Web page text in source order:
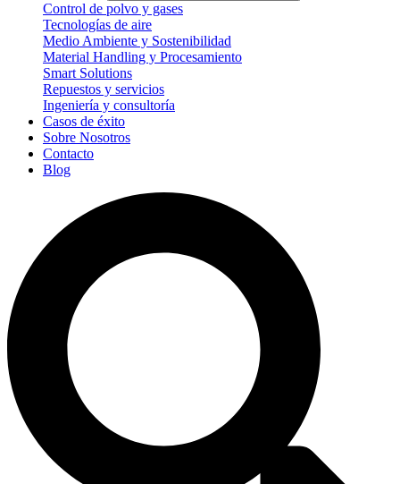
Control de polvo y gases
Tecnologías de aire
Medio Ambiente y Sostenibilidad
Material Handling y Procesamiento
Smart Solutions
Repuestos y servicios
Ingeniería y consultoría
Casos de éxito
Sobre Nosotros
Contacto
Blog